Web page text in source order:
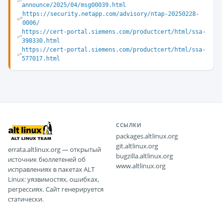
announce/2025/04/msg00039.html
https://security.netapp.com/advisory/ntap-20250228-
0006/
https://cert-portal.siemens.com/productcert/html/ssa-
398330.html
https://cert-portal.siemens.com/productcert/html/ssa-
577017.html
errata.altlinux.org — открытый
источник бюллетеней об
исправлениях в пакетах ALT
Linux: уязвимостях, ошибках,
регрессиях. Сайт генерируется
статически.
ССЫЛКИ
packages.altlinux.org
git.altlinux.org
bugzilla.altlinux.org
www.altlinux.org